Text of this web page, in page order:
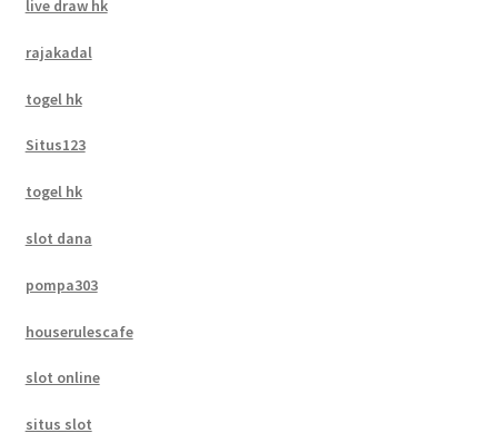
live draw hk
rajakadal
togel hk
Situs123
togel hk
slot dana
pompa303
houserulescafe
slot online
situs slot